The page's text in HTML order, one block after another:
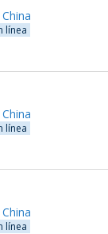
línea
línea
línea